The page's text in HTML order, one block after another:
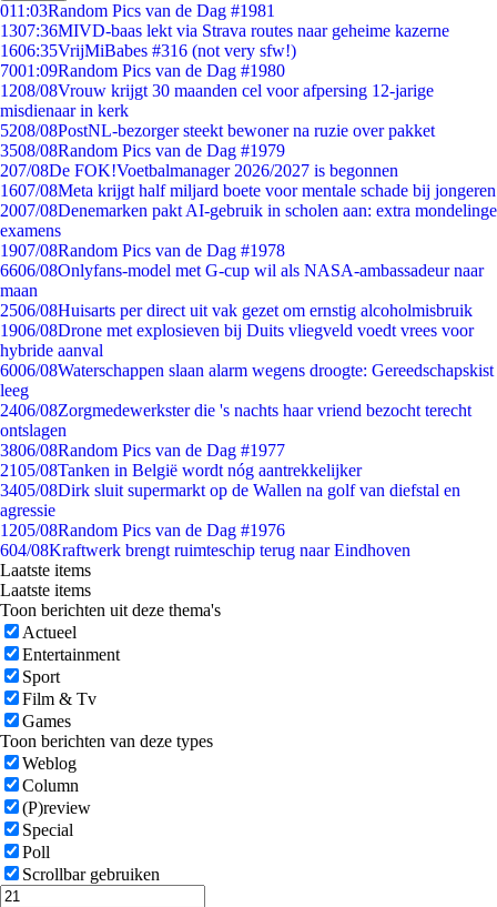
011:03Random Pics van de Dag #1981
1307:36MIVD-baas lekt via Strava routes naar geheime kazerne
1606:35VrijMiBabes #316 (not very sfw!)
7001:09Random Pics van de Dag #1980
1208/08Vrouw krijgt 30 maanden cel voor afpersing 12-jarige
misdienaar in kerk
5208/08PostNL-bezorger steekt bewoner na ruzie over pakket
3508/08Random Pics van de Dag #1979
207/08De FOK!Voetbalmanager 2026/2027 is begonnen
1607/08Meta krijgt half miljard boete voor mentale schade bij jongeren
2007/08Denemarken pakt AI-gebruik in scholen aan: extra mondelinge
examens
1907/08Random Pics van de Dag #1978
6606/08Onlyfans-model met G-cup wil als NASA-ambassadeur naar
maan
2506/08Huisarts per direct uit vak gezet om ernstig alcoholmisbruik
1906/08Drone met explosieven bij Duits vliegveld voedt vrees voor
hybride aanval
6006/08Waterschappen slaan alarm wegens droogte: Gereedschapskist
leeg
2406/08Zorgmedewerkster die 's nachts haar vriend bezocht terecht
ontslagen
3806/08Random Pics van de Dag #1977
2105/08Tanken in België wordt nóg aantrekkelijker
3405/08Dirk sluit supermarkt op de Wallen na golf van diefstal en
agressie
1205/08Random Pics van de Dag #1976
604/08Kraftwerk brengt ruimteschip terug naar Eindhoven
Laatste items
Laatste items
Toon berichten uit deze thema's
Actueel
Entertainment
Sport
Film & Tv
Games
Toon berichten van deze types
Weblog
Column
(P)review
Special
Poll
Scrollbar gebruiken